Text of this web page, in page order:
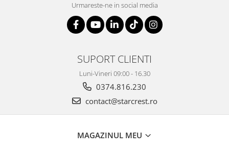
Urmareste-ne in social media
SUPORT CLIENTI
Luni-Vineri 09:00 - 16.30
0374.816.230
contact@starcrest.ro
MAGAZINUL MEU